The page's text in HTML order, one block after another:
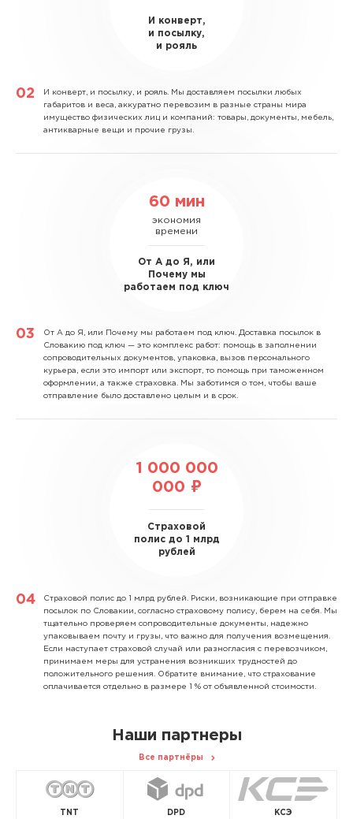
И конверт,
и посылку,
и рояль
И конверт, и посылку, и рояль. Мы доставляем посылки любых
габаритов и веса, аккуратно перевозим в разные страны мира
имущество физических лиц и компаний: товары, документы, мебель,
антикварные вещи и прочие грузы.
60 мин
экономия
времени
От А до Я, или
Почему мы
работаем под ключ
От А до Я, или Почему мы работаем под ключ. Доставка посылок в
Словакию под ключ — это комплекс работ: помощь в заполнении
сопроводительных документов, упаковка, вызов персонального
курьера, если это импорт или экспорт, то помощь при таможенном
оформлении, а также страховка. Мы заботимся о том, чтобы ваше
отправление было доставлено целым и в срок.
1 000 000
000 ₽
Страховой
полис до 1 млрд
рублей
Страховой полис до 1 млрд рублей. Риски, возникающие при отправке
посылок по Словакии, согласно страховому полису, берем на себя. Мы
тщательно проверяем сопроводительные документы, надежно
упаковываем почту и грузы, что важно для получения возмещения.
Если наступает страховой случай или разногласия с перевозчиком,
принимаем меры для устранения возникших трудностей до
положительного решения. Обратите внимание, что страхование
оплачивается отдельно в размере 1 % от объявленной стоимости.
Наши партнеры
Все партнёры
TNT DPD КСЭ